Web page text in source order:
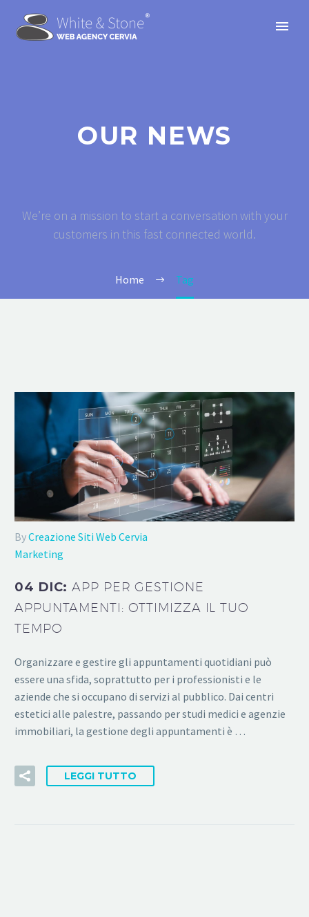
OUR NEWS
We’re on a mission to start a conversation with your
customers in this fast connected world.
Home Tag
ByCreazione Siti Web Cervia
Marketing
04 DIC:APP PER GESTIONE
APPUNTAMENTI: OTTIMIZZA IL TUO
TEMPO
Organizzare e gestire gli appuntamenti quotidiani può
essere una sfida, soprattutto per i professionisti e le
aziende che si occupano di servizi al pubblico. Dai centri
estetici alle palestre, passando per studi medici e agenzie
immobiliari, la gestione degli appuntamenti è …
LEGGI TUTTO